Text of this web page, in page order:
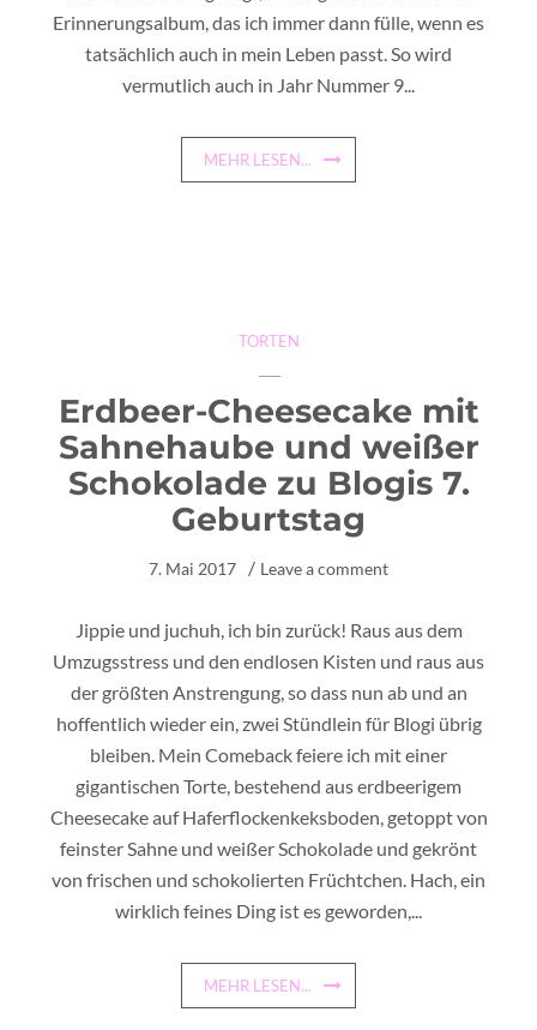
Erinnerungsalbum, das ich immer dann fülle, wenn es
tatsächlich auch in mein Leben passt. So wird
vermutlich auch in Jahr Nummer 9...
MEHR LESEN...
TORTEN
Erdbeer-Cheesecake mit
Sahnehaube und weißer
Schokolade zu Blogis 7.
Geburtstag
7. Mai 2017 Leave a comment
Jippie und juchuh, ich bin zurück! Raus aus dem
Umzugsstress und den endlosen Kisten und raus aus
der größten Anstrengung, so dass nun ab und an
hoffentlich wieder ein, zwei Stündlein für Blogi übrig
bleiben. Mein Comeback feiere ich mit einer
gigantischen Torte, bestehend aus erdbeerigem
Cheesecake auf Haferflockenkeksboden, getoppt von
feinster Sahne und weißer Schokolade und gekrönt
von frischen und schokolierten Früchtchen. Hach, ein
wirklich feines Ding ist es geworden,...
MEHR LESEN...